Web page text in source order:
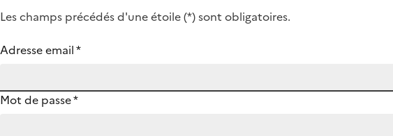
Les champs précédés d'une étoile (*) sont obligatoires.
Adresse email*
Mot de passe*